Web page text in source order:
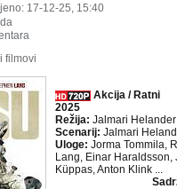
17-12-25, 15:40
filmovi
Akcija / Ratni
2025
Režija: Jalmari Helander
Scenarij: Jalmari
Uloge: Jorma Tommila,
Lang, Einar
Küppas, Anton Klink ...